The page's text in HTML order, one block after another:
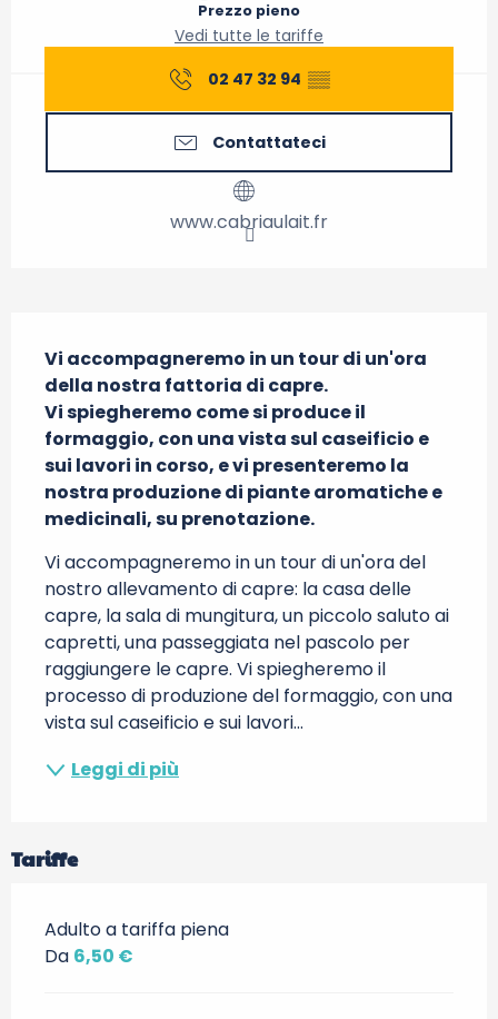
Prezzo pieno
Vedi tutte le tariffe
02 47 32 94 ▒▒
Contattateci
www.cabriaulait.fr
Vi accompagneremo in un tour di un'ora
della nostra fattoria di capre.
Vi spiegheremo come si produce il
formaggio, con una vista sul caseificio e
sui lavori in corso, e vi presenteremo la
nostra produzione di piante aromatiche e
medicinali, su prenotazione.
Vi accompagneremo in un tour di un'ora del
nostro allevamento di capre: la casa delle
capre, la sala di mungitura, un piccolo saluto ai
capretti, una passeggiata nel pascolo per
raggiungere le capre. Vi spiegheremo il
processo di produzione del formaggio, con una
vista sul caseificio e sui lavori...
Leggi di più
Tariffe
Adulto a tariffa piena
Da 6,50 €